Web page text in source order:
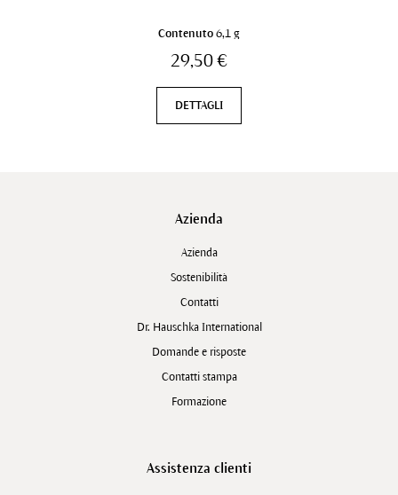
Contenuto 6,1 g
29,50 €
DETTAGLI
Azienda
Azienda
Sostenibilità
Contatti
Dr. Hauschka International
Domande e risposte
Contatti stampa
Formazione
Assistenza clienti